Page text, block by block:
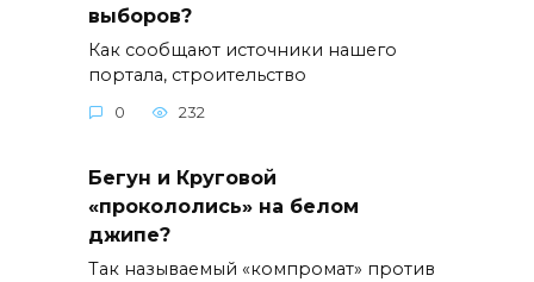
выборов?
Как сообщают источники нашего
портала, строительство
0 232
Бегун и Круговой
«прокололись» на белом
джипе?
Так называемый «компромат» против